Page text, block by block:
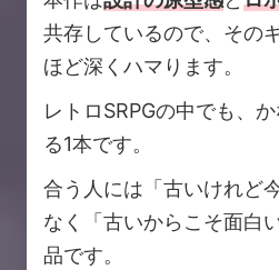
共存しているので、その
ほど深くハマります。
レトロSRPGの中でも、
る1本です。
合う人には「古いけれど
なく「古いからこそ面白
品です。